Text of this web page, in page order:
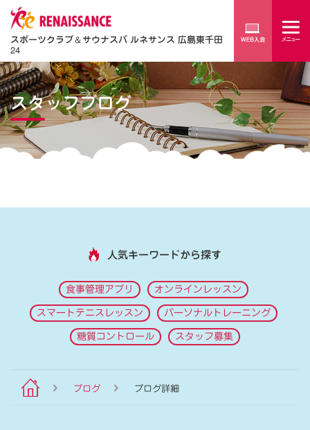
スポーツクラブ＆サウナスパ ルネサンス 広島東千田
24
スタッフブログ
人気キーワードから探す
食事管理アプリ オンラインレッスン
スマートテニスレッスン パーソナルトレーニング
糖質コントロール スタッフ募集
ブログ ブログ詳細